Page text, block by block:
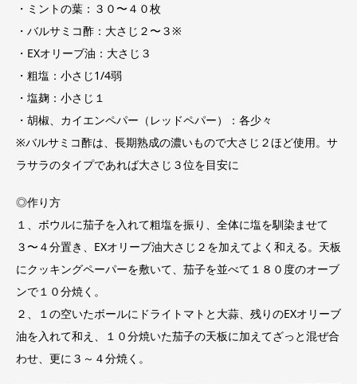
・ミントの葉：３０〜４０枚
・バルサミコ酢：大さじ２〜３※
・EXオリーブ油：大さじ３
・粗塩：小さじ1/4弱
・塩麹：小さじ１
・胡椒、カイエンペパー（レッドペパー）：各少々
※バルサミコ酢は、長期熟成の濃いもので大さじ２ほど使用。サ
ラサラのタイプであれば大さじ３位を目安に
◎作り方
１、ボウルに茄子を入れて粗塩を振り、全体に塩を馴染ませて
３〜４分置き、EXオリーブ油大さじ２を加えてよく和える。天板
にクッキングペーパーを敷いて、茄子を並べて１８０度のオーブ
ンで１０分焼く。
２、１の空いたボールにドライトマトと大蒜、残りのEXオリーブ
油を入れて和え、１０分焼いた茄子の天板に加えてざっと混ぜ合
わせ、更に３～４分焼く。